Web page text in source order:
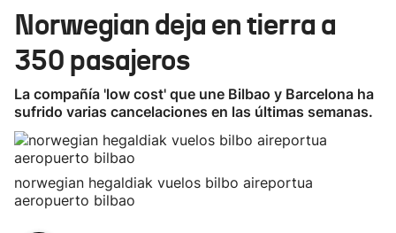
Ikusmiran
Eguraldia
Norwegian deja en tierra a
350 pasajeros
La compañía 'low cost' que une Bilbao y Barcelona ha
sufrido varias cancelaciones en las últimas semanas.
norwegian hegaldiak vuelos bilbo aireportua
aeropuerto bilbao